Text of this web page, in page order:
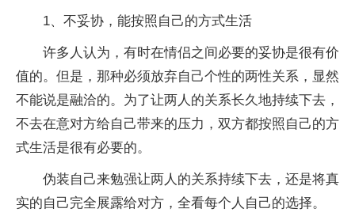
1、不妥协，能按照自己的方式生活
许多人认为，有时在情侣之间必要的妥协是很有价
值的。但是，那种必须放弃自己个性的两性关系，显然
不能说是融洽的。为了让两人的关系长久地持续下去，
不去在意对方给自己带来的压力，双方都按照自己的方
式生活是很有必要的。
伪装自己来勉强让两人的关系持续下去，还是将真
实的自己完全展露给对方，全看每个人自己的选择。